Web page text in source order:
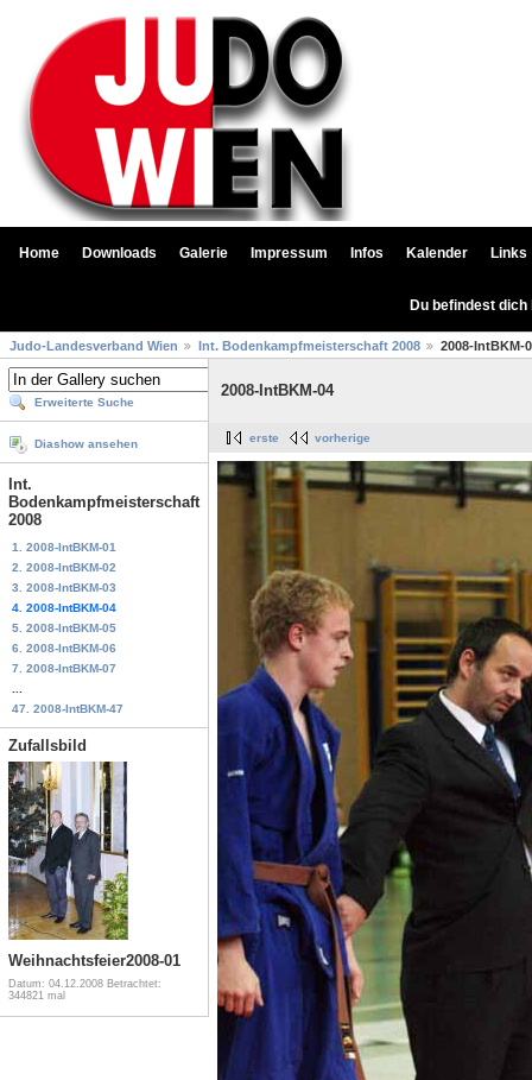
Home Downloads Galerie Impressum Infos Kalender Links
Du befindest
Judo-Landesverband Wien Int. Bodenkampfmeisterschaft 2008 2008-IntBKM-
Erweiterte Suche
Diashow ansehen
Int.
Bodenkampfmeisterschaft
2008
1. 2008-IntBKM-01
2. 2008-IntBKM-02
3. 2008-IntBKM-03
4. 2008-IntBKM-04
5. 2008-IntBKM-05
6. 2008-IntBKM-06
7. 2008-IntBKM-07
47. 2008-IntBKM-47
Zufallsbild
Weihnachtsfeier2008-01
Datum: 04.12.2008 Betrachtet:
344821 mal
2008-IntBKM-04
erste vorherige